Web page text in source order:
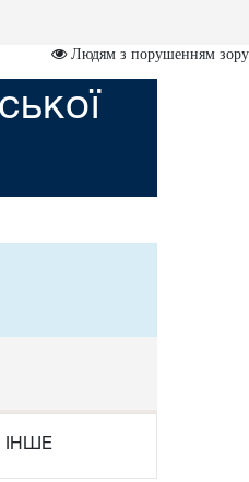
Людям з порушенням зору
ІНШЕ